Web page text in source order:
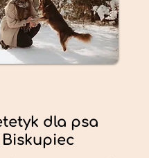
dla psa
Biskupiec